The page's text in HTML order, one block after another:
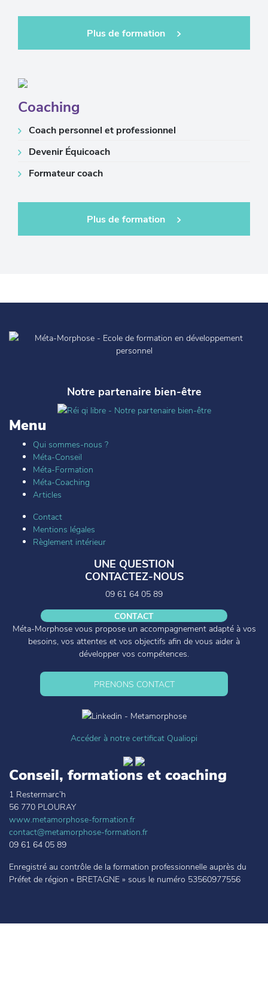
Plus de formation
Coaching
Coach personnel et professionnel
Devenir Équicoach
Formateur coach
Plus de formation
Notre partenaire bien-être
Menu
Qui sommes-nous ?
Méta-Conseil
Méta-Formation
Méta-Coaching
Articles
Contact
Mentions légales
Règlement intérieur
UNE QUESTION
CONTACTEZ-NOUS
09 61 64 05 89
CONTACT
Méta-Morphose vous propose un accompagnement adapté à vos
besoins, vos attentes et vos objectifs afin de vous aider à
développer vos compétences.
PRENONS CONTACT
Accéder à notre certificat Qualiopi
Conseil, formations et coaching
1 Restermarc’h
56 770 PLOURAY
www.metamorphose-formation.fr
contact@metamorphose-formation.fr
09 61 64 05 89
Enregistré au contrôle de la formation professionnelle auprès du
Préfet de région « BRETAGNE » sous le numéro 53560977556